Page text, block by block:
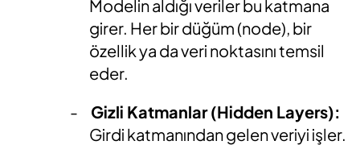
Modelin aldığı veriler bu katmana
girer. Her bir düğüm (node), bir
özellik ya da veri noktasını temsil
eder.
-
Gizli Katmanlar (Hidden Layers):
Girdi katmanından gelen veriyi işler.